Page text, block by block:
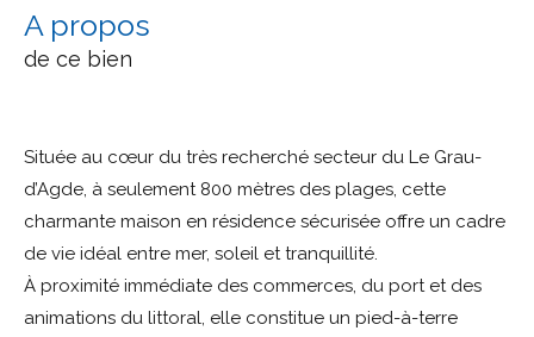
a propos
de ce bien
Située au cœur du très recherché secteur du Le Grau-
d’Agde, à seulement 800 mètres des plages, cette
charmante maison en résidence sécurisée offre un cadre
de vie idéal entre mer, soleil et tranquillité.
À proximité immédiate des commerces, du port et des
animations du littoral, elle constitue un pied-à-terre